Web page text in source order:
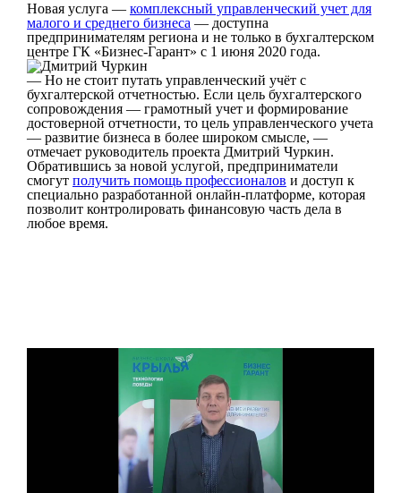
Новая услуга — комплексный управленческий учет для
малого и среднего бизнеса — доступна
предпринимателям региона и не только в бухгалтерском
центре ГК «Бизнес-Гарант» с 1 июня 2020 года.
— Но не стоит путать управленческий учёт с
бухгалтерской отчетностью. Если цель бухгалтерского
сопровождения — грамотный учет и формирование
достоверной отчетности, то цель управленческого учета
— развитие бизнеса в более широком смысле, —
отмечает руководитель проекта Дмитрий Чуркин.
Обратившись за новой услугой, предприниматели
смогут получить помощь профессионалов и доступ к
специально разработанной онлайн-платформе, которая
позволит контролировать финансовую часть дела в
любое время.